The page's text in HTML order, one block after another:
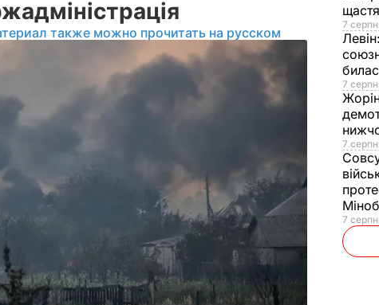
также можно прочитать на русском
щастя
7
Левін:
7
7
7